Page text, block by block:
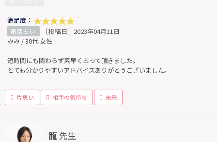
満足度：
電話占い
［投稿日］2023年04月11日
みみ / 30代 女性
短時間にも関わらず素早く占って頂きました。
とても分かりやすいアドバイスありがとうございました。
片思い 相手の気持ち 未来
龍 先生